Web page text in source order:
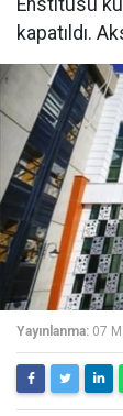
kapatıldı.
Yayınlanma: 07